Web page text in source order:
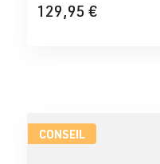
129,95 €
CONSEIL